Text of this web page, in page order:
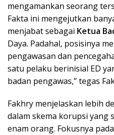
mengamankan seorang
Fakta ini mengejutkan
menjabat sebagai Ketua
Daya. Padahal, posisinya
pengawasan dan
satu pelaku berinisial ED
badan pengawas,” tegas
Fakhry menjelaskan lebih
dalam skema korupsi yang
enam orang. Fokusnya